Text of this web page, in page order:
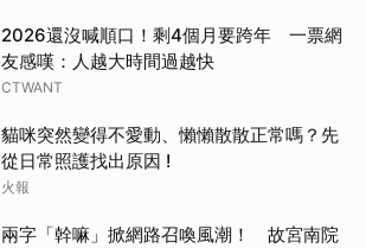
2026還沒喊順口！剩4個月要跨年 一票網
友感嘆：人越大時間過越快
CTWANT
貓咪突然變得不愛動、懶懶散散正常嗎？先
從日常照護找出原因 !
火報
兩字「幹嘛」掀網路召喚風潮！ 故宮南院